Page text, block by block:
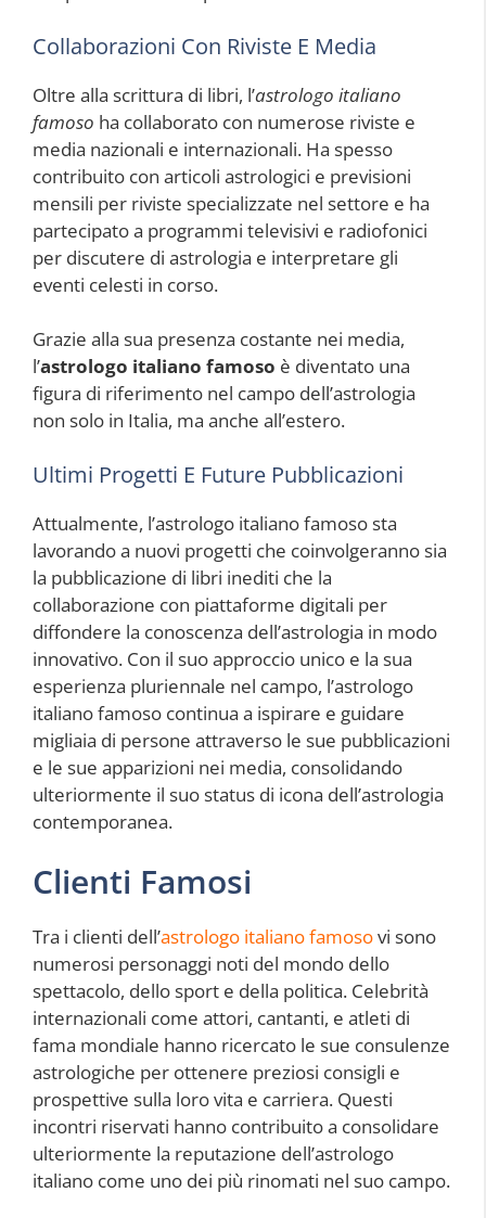
Collaborazioni Con Riviste E Media
Oltre alla scrittura di libri, l’astrologo italiano
famoso ha collaborato con numerose riviste e
media nazionali e internazionali. Ha spesso
contribuito con articoli astrologici e previsioni
mensili per riviste specializzate nel settore e ha
partecipato a programmi televisivi e radiofonici
per discutere di astrologia e interpretare gli
eventi celesti in corso.
Grazie alla sua presenza costante nei media,
l’astrologo italiano famoso è diventato una
figura di riferimento nel campo dell’astrologia
non solo in Italia, ma anche all’estero.
Ultimi Progetti E Future Pubblicazioni
Attualmente, l’astrologo italiano famoso sta
lavorando a nuovi progetti che coinvolgeranno sia
la pubblicazione di libri inediti che la
collaborazione con piattaforme digitali per
diffondere la conoscenza dell’astrologia in modo
innovativo. Con il suo approccio unico e la sua
esperienza pluriennale nel campo, l’astrologo
italiano famoso continua a ispirare e guidare
migliaia di persone attraverso le sue pubblicazioni
e le sue apparizioni nei media, consolidando
ulteriormente il suo status di icona dell’astrologia
contemporanea.
Clienti Famosi
Tra i clienti dell’astrologo italiano famosovi sono
numerosi personaggi noti del mondo dello
spettacolo, dello sport e della politica. Celebrità
internazionali come attori, cantanti, e atleti di
fama mondiale hanno ricercato le sue consulenze
astrologiche per ottenere preziosi consigli e
prospettive sulla loro vita e carriera. Questi
incontri riservati hanno contribuito a consolidare
ulteriormente la reputazione dell’astrologo
italiano come uno dei più rinomati nel suo campo.